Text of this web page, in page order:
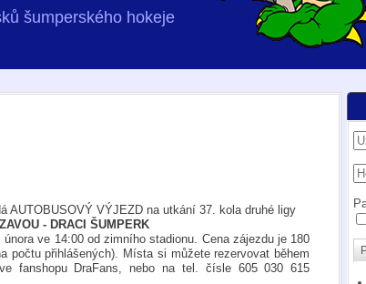
šumperského hokeje
AUTOBUSOVÝ VÝJEZD na utkání 37. kola druhé ligy
- DRACI ŠUMPERK
ve 14:00 od zimního stadionu. Cena zájezdu je 180
počtu přihlášených). Místa si můžete rezervovat během
fanshopu DraFans, nebo na tel. čísle 605 030 615